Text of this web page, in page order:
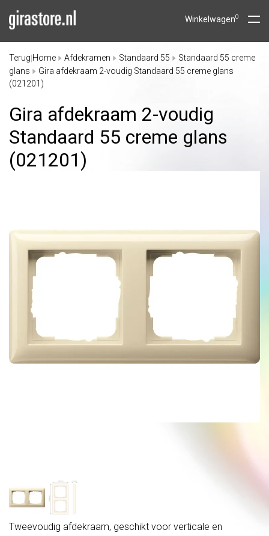
Winkelwagen0
Terug Home Afdekramen Standaard 55
Standaard 55 creme
glans
Gira afdekraam 2-voudig Standaard 55 creme glans
(021201)
Gira afdekraam 2-voudig
Standaard 55 creme glans
(021201)
Tweevoudig afdekraam, geschikt voor verticale en